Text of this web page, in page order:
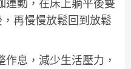
運動，在床上躺平後雙
再慢慢放鬆回到放鬆
息，減少生活壓力，